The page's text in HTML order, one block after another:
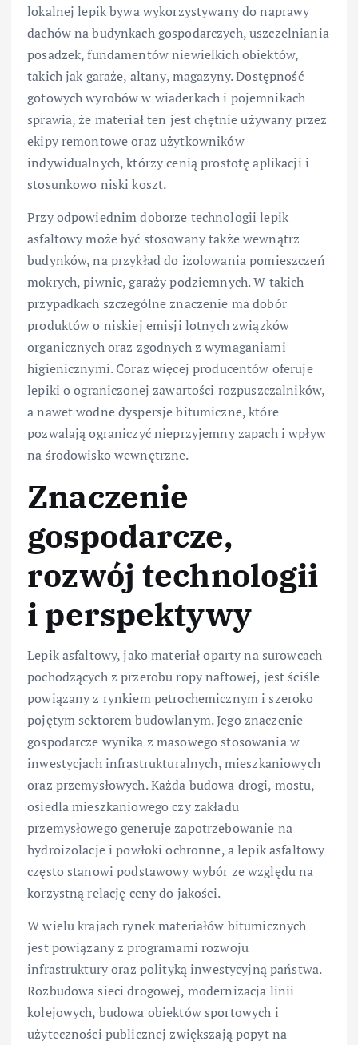
lokalnej lepik bywa wykorzystywany do naprawy
dachów na budynkach gospodarczych, uszczelniania
posadzek, fundamentów niewielkich obiektów,
takich jak garaże, altany, magazyny. Dostępność
gotowych wyrobów w wiaderkach i pojemnikach
sprawia, że materiał ten jest chętnie używany przez
ekipy remontowe oraz użytkowników
indywidualnych, którzy cenią prostotę aplikacji i
stosunkowo niski koszt.
Przy odpowiednim doborze technologii lepik
asfaltowy może być stosowany także wewnątrz
budynków, na przykład do izolowania pomieszczeń
mokrych, piwnic, garaży podziemnych. W takich
przypadkach szczególne znaczenie ma dobór
produktów o niskiej emisji lotnych związków
organicznych oraz zgodnych z wymaganiami
higienicznymi. Coraz więcej producentów oferuje
lepiki o ograniczonej zawartości rozpuszczalników,
a nawet wodne dyspersje bitumiczne, które
pozwalają ograniczyć nieprzyjemny zapach i wpływ
na środowisko wewnętrzne.
Znaczenie
gospodarcze,
rozwój technologii
i perspektywy
Lepik asfaltowy, jako materiał oparty na surowcach
pochodzących z przerobu ropy naftowej, jest ściśle
powiązany z rynkiem petrochemicznym i szeroko
pojętym sektorem budowlanym. Jego znaczenie
gospodarcze wynika z masowego stosowania w
inwestycjach infrastrukturalnych, mieszkaniowych
oraz przemysłowych. Każda budowa drogi, mostu,
osiedla mieszkaniowego czy zakładu
przemysłowego generuje zapotrzebowanie na
hydroizolacje i powłoki ochronne, a lepik asfaltowy
często stanowi podstawowy wybór ze względu na
korzystną relację ceny do jakości.
W wielu krajach rynek materiałów bitumicznych
jest powiązany z programami rozwoju
infrastruktury oraz polityką inwestycyjną państwa.
Rozbudowa sieci drogowej, modernizacja linii
kolejowych, budowa obiektów sportowych i
użyteczności publicznej zwiększają popyt na